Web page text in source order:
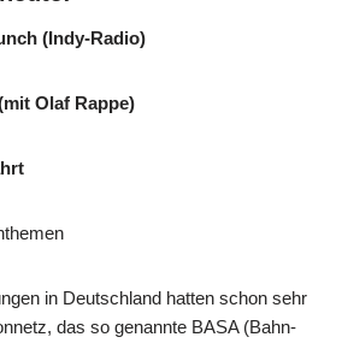
(Indy-Radio)
Olaf Rappe)
in Deutschland hatten schon sehr
das so genannte BASA (Bahn-